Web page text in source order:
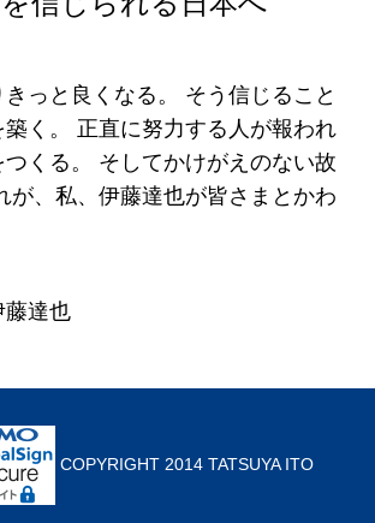
っと良くなる。
そう信じること
く。
正直に努力する人が報われ
くる。
そしてかけがえのない故
が、私、伊藤達也が皆さまとかわ
達也
COPYRIGHT 2014 TATSUYA ITO